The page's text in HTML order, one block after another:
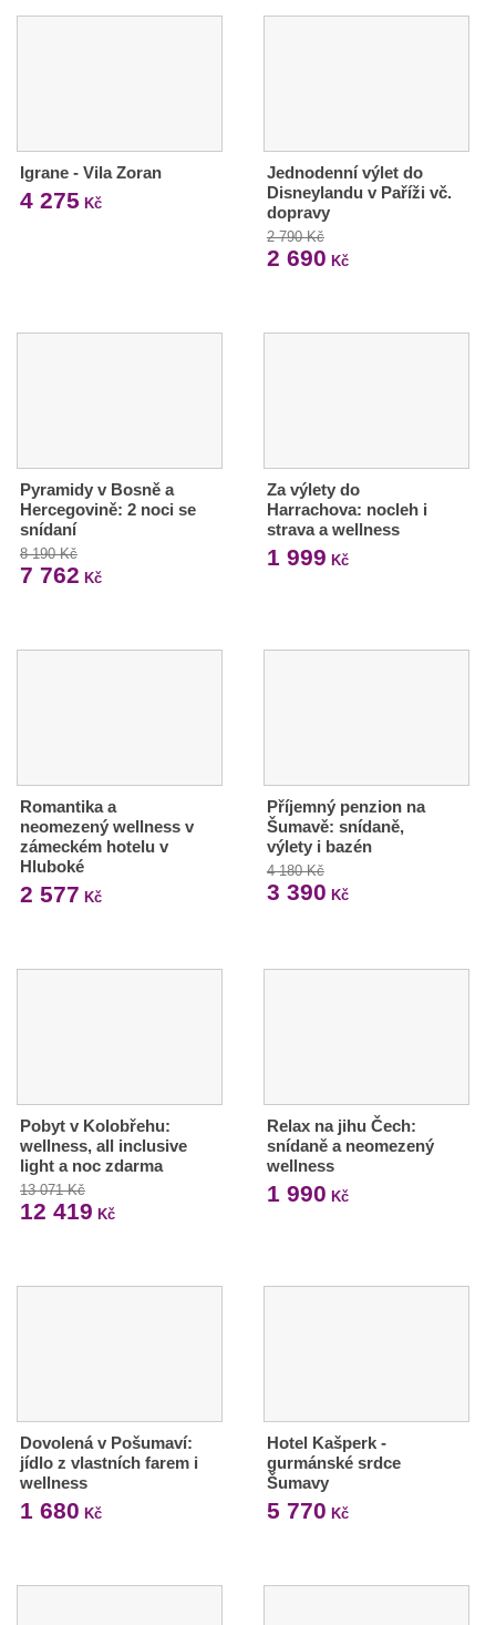
Igrane - Vila Zoran
4 275 Kč
Jednodenní výlet do
Disneylandu v Paříži vč.
dopravy
2 790 Kč
2 690 Kč
Pyramidy v Bosně a
Hercegovině: 2 noci se
snídaní
8 190 Kč
7 762 Kč
Za výlety do
Harrachova: nocleh i
strava a wellness
1 999 Kč
Romantika a
neomezený wellness v
zámeckém hotelu v
Hluboké
2 577 Kč
Příjemný penzion na
Šumavě: snídaně,
výlety i bazén
4 180 Kč
3 390 Kč
Pobyt v Kolobřehu:
wellness, all inclusive
light a noc zdarma
13 071 Kč
12 419 Kč
Relax na jihu Čech:
snídaně a neomezený
wellness
1 990 Kč
Dovolená v Pošumaví:
jídlo z vlastních farem i
wellness
1 680 Kč
Hotel Kašperk -
gurmánské srdce
Šumavy
5 770 Kč